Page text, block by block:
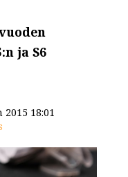
ja S6
18:01